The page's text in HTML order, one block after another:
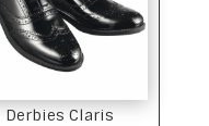
Derbies Claris